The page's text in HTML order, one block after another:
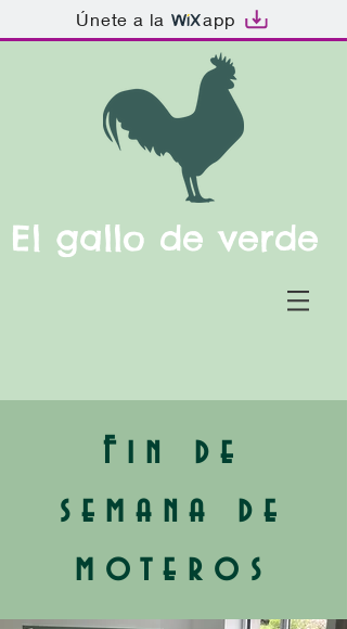
Únete a la app
El gallo de verde
Fin de
semana de
moteros